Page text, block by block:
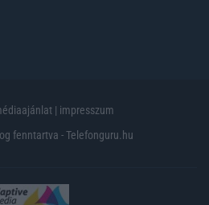
| impresszum
fenntartva - Telefonguru.hu